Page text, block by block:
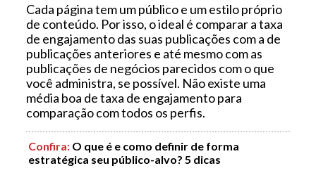
Cada página tem um público e um estilo próprio
de conteúdo. Por isso, o ideal é comparar a taxa
de engajamento das suas publicações com a de
publicações anteriores e até mesmo com as
publicações de negócios parecidos com o que
você administra, se possível. Não existe uma
média boa de taxa de engajamento para
comparação com todos os perfis.
Confira: O que é e como definir de forma
estratégica seu público-alvo? 5 dicas